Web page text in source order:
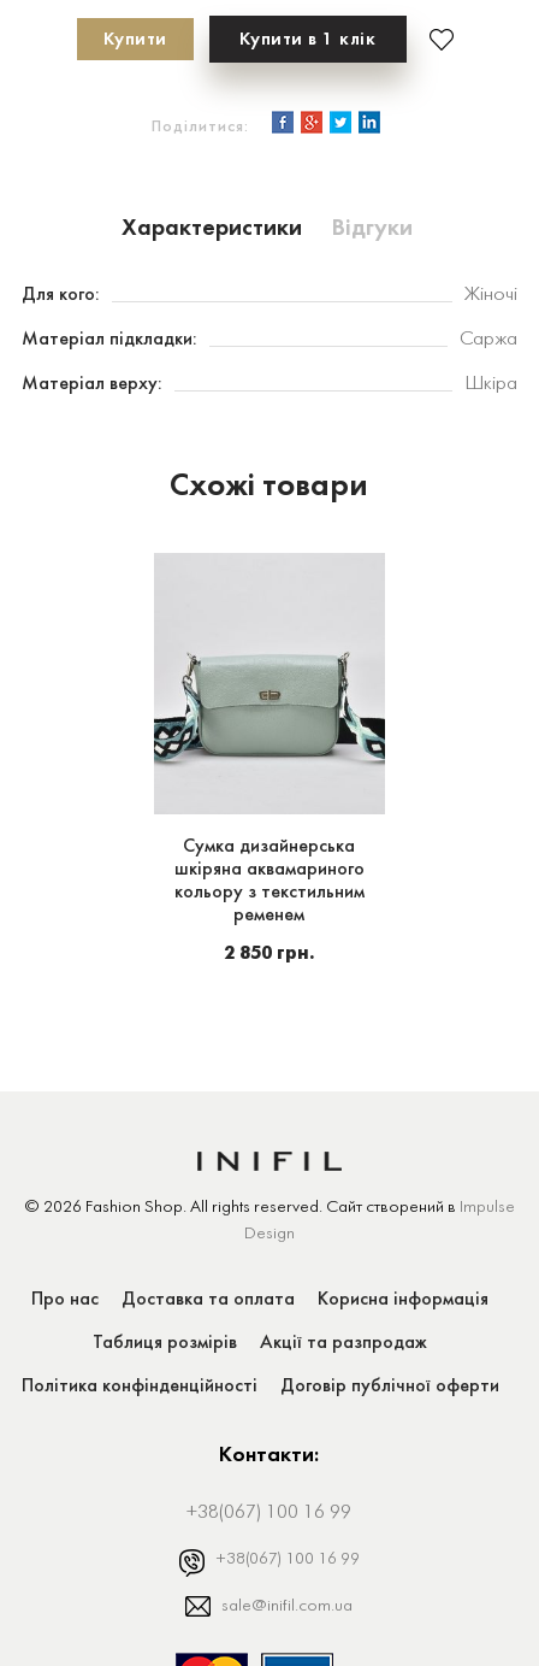
Купити Купити в 1 клік
Поділитися:
Характеристики Відгуки
Для кого: Жіночі
Матеріал підкладки: Саржа
Матеріал верху: Шкіра
Схожі товари
Сумка дизайнерська
шкіряна аквамариного
кольору з текстильним
ременем
2 850 грн.
© 2026 Fashion Shop. All rights reserved. Сайт створений в
Impulse
Design
Про нас Доставка та оплата Корисна інформація
Таблиця розмірів Акції та разпродаж
Політика конфінденційності Договір публічної оферти
Контакти:
+38(067) 100 16 99
+38(067) 100 16 99
sale@inifil.com.ua